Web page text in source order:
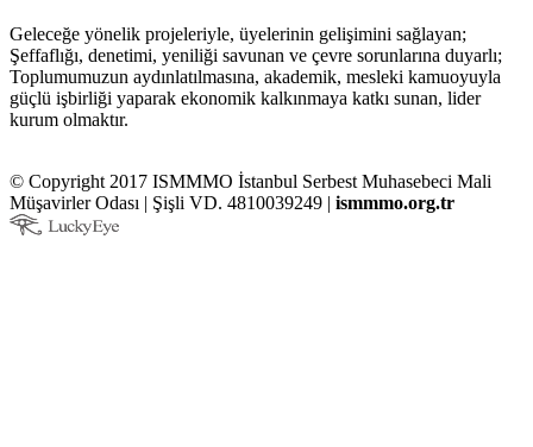
Geleceğe yönelik projeleriyle, üyelerinin gelişimini sağlayan;
Şeffaflığı, denetimi, yeniliği savunan ve çevre sorunlarına duyarlı;
Toplumumuzun aydınlatılmasına, akademik, mesleki kamuoyuyla
güçlü işbirliği yaparak ekonomik kalkınmaya katkı sunan, lider
kurum olmaktır.
© Copyright 2017 ISMMMO İstanbul Serbest Muhasebeci Mali
Müşavirler Odası | Şişli VD. 4810039249 | ismmmo.org.tr